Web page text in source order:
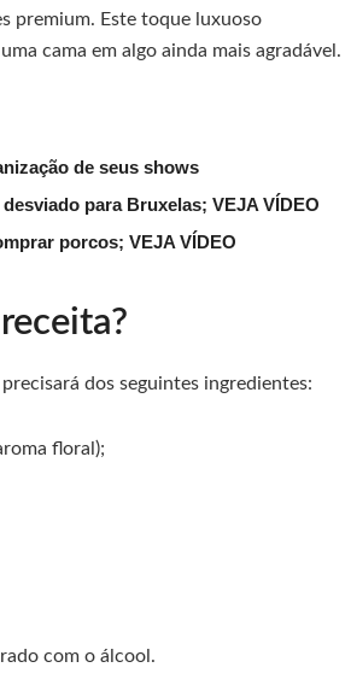
premium. Este toque luxuoso
cama em algo ainda mais agradável.
de seus shows
para Bruxelas; VEJA VÍDEO
porcos; VEJA VÍDEO
dos seguintes ingredientes:
floral);
com o álcool.